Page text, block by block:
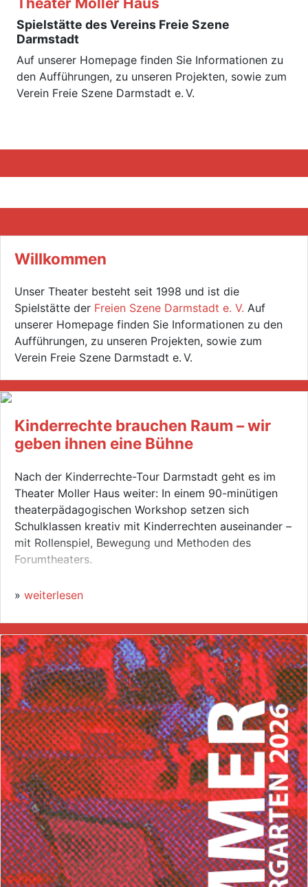
Spielstätte des Vereins Freie Szene
Darmstadt
Auf unserer Homepage finden Sie Informationen zu
den Aufführungen, zu unseren Projekten, sowie zum
Verein Freie Szene Darmstadt e. V.
Willkommen
Unser Theater besteht seit 1998 und ist die
Spielstätte der Freien Szene Darmstadt e. V. Auf
unserer Homepage finden Sie Informationen zu den
Aufführungen, zu unseren Projekten, sowie zum
Verein Freie Szene Darmstadt e. V.
Kinderrechte brauchen Raum – wir
geben ihnen eine Bühne
Nach der Kinderrechte-Tour Darmstadt geht es im
Theater Moller Haus weiter: In einem 90-minütigen
theaterpädagogischen Workshop setzen sich
Schulklassen kreativ mit Kinderrechten auseinander –
mit Rollenspiel, Bewegung und Methoden des
Forumtheaters.
» weiterlesen